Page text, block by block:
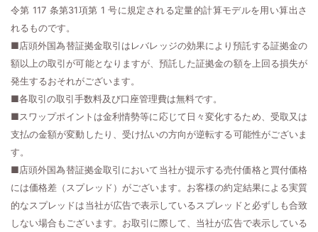
令第 117 条第31項第 1 号に規定される定量的計算モデルを用い算出さ
れるものです。
■店頭外国為替証拠金取引はレバレッジの効果により預託する証拠金の
額以上の取引が可能となりますが、預託した証拠金の額を上回る損失が
発生するおそれがございます。
■各取引の取引手数料及び口座管理費は無料です。
■スワップポイントは金利情勢等に応じて日々変化するため、受取又は
支払の金額が変動したり、受け払いの方向が逆転する可能性がございま
す。
■店頭外国為替証拠金取引において当社が提示する売付価格と買付価格
には価格差（スプレッド）がございます。お客様の約定結果による実質
的なスプレッドは当社が広告で表示しているスプレッドと必ずしも合致
しない場合もございます。お取引に際して、当社が広告で表示している